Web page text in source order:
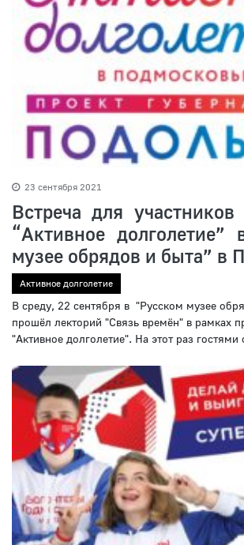
23 сентября 2021
Встреча для
“Активное долголетие”
музее обрядов и быта” в
Активное долголетие
В среду, 22 сентября в "Русском музее
прошёл лекторий "Связь времён" в рамках
"Активное долголетие". На этот раз гостями